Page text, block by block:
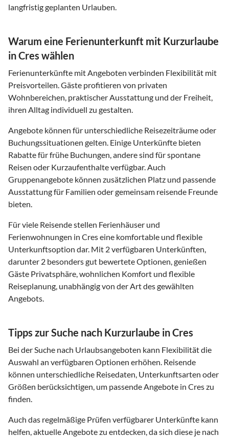
langfristig geplanten Urlauben.
Warum eine Ferienunterkunft mit Kurzurlaube
in Cres wählen
Ferienunterkünfte mit Angeboten verbinden Flexibilität mit
Preisvorteilen. Gäste profitieren von privaten
Wohnbereichen, praktischer Ausstattung und der Freiheit,
ihren Alltag individuell zu gestalten.
Angebote können für unterschiedliche Reisezeiträume oder
Buchungssituationen gelten. Einige Unterkünfte bieten
Rabatte für frühe Buchungen, andere sind für spontane
Reisen oder Kurzaufenthalte verfügbar. Auch
Gruppenangebote können zusätzlichen Platz und passende
Ausstattung für Familien oder gemeinsam reisende Freunde
bieten.
Für viele Reisende stellen Ferienhäuser und
Ferienwohnungen in Cres eine komfortable und flexible
Unterkunftsoption dar. Mit 2 verfügbaren Unterkünften,
darunter 2 besonders gut bewertete Optionen, genießen
Gäste Privatsphäre, wohnlichen Komfort und flexible
Reiseplanung, unabhängig von der Art des gewählten
Angebots.
Tipps zur Suche nach Kurzurlaube in Cres
Bei der Suche nach Urlaubsangeboten kann Flexibilität die
Auswahl an verfügbaren Optionen erhöhen. Reisende
können unterschiedliche Reisedaten, Unterkunftsarten oder
Größen berücksichtigen, um passende Angebote in Cres zu
finden.
Auch das regelmäßige Prüfen verfügbarer Unterkünfte kann
helfen, aktuelle Angebote zu entdecken, da sich diese je nach